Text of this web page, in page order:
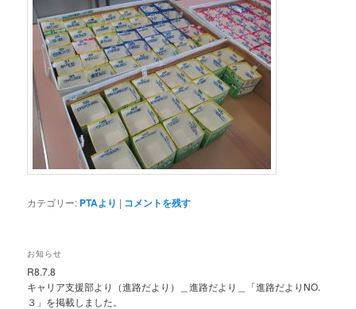
カテゴリー: PTAより | コメントを残す
お知らせ
R8.7.8
キャリア支援部より（進路だより）＿進路だより＿「進路だよりNO.
３」を掲載しました。